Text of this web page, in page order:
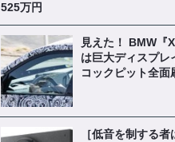
525万円
見えた！ BMW『
は巨大ディスプレ
コックピット全面
［低音を制する者